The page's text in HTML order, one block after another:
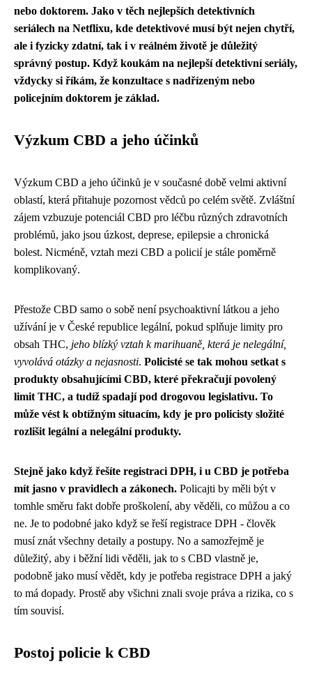
nebo doktorem. Jako v těch nejlepších detektivních
seriálech na Netflixu, kde detektivové musí být nejen chytří,
ale i fyzicky zdatní, tak i v reálném životě je důležitý
správný postup. Když koukám na nejlepší detektivní seriály,
vždycky si říkám, že konzultace s nadřízeným nebo
policejním doktorem je základ.
Výzkum CBD a jeho účinků
Výzkum CBD a jeho účinků je v současné době velmi aktivní
oblastí, která přitahuje pozornost vědců po celém světě. Zvláštní
zájem vzbuzuje potenciál CBD pro léčbu různých zdravotních
problémů, jako jsou úzkost, deprese, epilepsie a chronická
bolest. Nicméně, vztah mezi CBD a policií je stále poměrně
komplikovaný.
Přestože CBD samo o sobě není psychoaktivní látkou a jeho
užívání je v České republice legální, pokud splňuje limity pro
obsah THC, jeho blízký vztah k marihuaně, která je nelegální,
vyvolává otázky a nejasnosti. Policisté se tak mohou setkat s
produkty obsahujícími CBD, které překračují povolený
limit THC, a tudíž spadají pod drogovou legislativu. To
může vést k obtížným situacím, kdy je pro policisty složité
rozlišit legální a nelegální produkty.
Stejně jako když řešíte registraci DPH, i u CBD je potřeba
mít jasno v pravidlech a zákonech. Policajti by měli být v
tomhle směru fakt dobře proškolení, aby věděli, co můžou a co
ne. Je to podobné jako když se řeší registrace DPH - člověk
musí znát všechny detaily a postupy. No a samozřejmě je
důležitý, aby i běžní lidi věděli, jak to s CBD vlastně je,
podobně jako musí vědět, kdy je potřeba registrace DPH a jaký
to má dopady. Prostě aby všichni znali svoje práva a rizika, co s
tím souvisí.
Postoj policie k CBD